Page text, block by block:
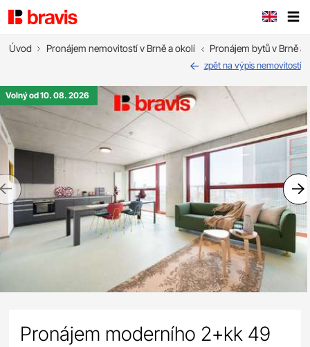
Úvod Pronájem nemovitostí v Brně a okolí Pronájem bytů v Brně a
zpět na výpis nemovitostí
Previous
Volný od 10. 08. 2026
Pronájem moderního 2+kk 49